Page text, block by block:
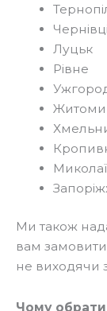
Чернівці
Луцьк
Рівне
Ми також
вам
не виходячи
Чому